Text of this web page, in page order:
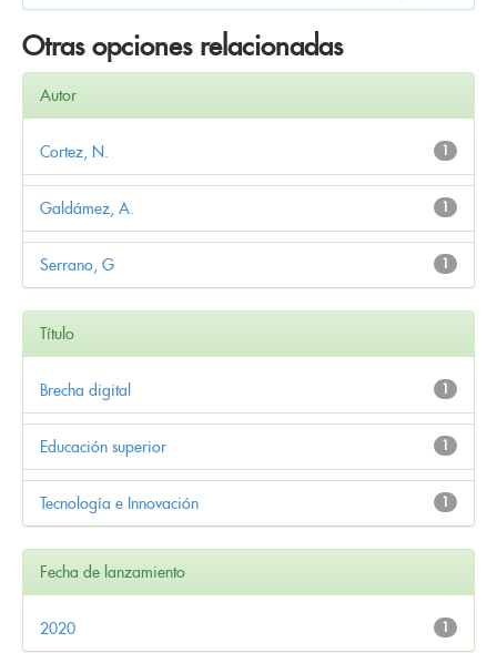
Otras opciones relacionadas
Autor
1
Cortez, N.
1
Galdámez, A.
1
Serrano, G
Título
1
Brecha digital
1
Educación superior
1
Tecnología e Innovación
Fecha de lanzamiento
1
2020